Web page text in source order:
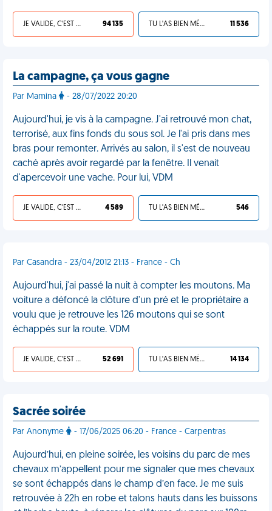
JE VALIDE, C'EST UNE VDM 94 135 TU L'AS BIEN MÉRITÉ 11 536
La campagne, ça vous gagne
Par Mamina - 28/07/2022 20:20
Aujourd'hui, je vis à la campagne. J'ai retrouvé mon chat,
terrorisé, aux fins fonds du sous sol. Je l'ai pris dans mes
bras pour remonter. Arrivés au salon, il s'est de nouveau
caché après avoir regardé par la fenêtre. Il venait
d'apercevoir une vache. Pour lui, VDM
JE VALIDE, C'EST UNE VDM 4 589 TU L'AS BIEN MÉRITÉ 546
Par Casandra - 23/04/2012 21:13 - France - Ch
Aujourd'hui, j'ai passé la nuit à compter les moutons. Ma
voiture a défoncé la clôture d'un pré et le propriétaire a
voulu que je retrouve les 126 moutons qui se sont
échappés sur la route. VDM
JE VALIDE, C'EST UNE VDM 52 691 TU L'AS BIEN MÉRITÉ 14 134
Sacrée soirée
Par Anonyme - 17/06/2025 06:20 - France - Carpentras
Aujourd’hui, en pleine soirée, les voisins du parc de mes
chevaux m’appellent pour me signaler que mes chevaux
se sont échappés dans le champ d’en face. Je me suis
retrouvée à 22h en robe et talons hauts dans les buissons